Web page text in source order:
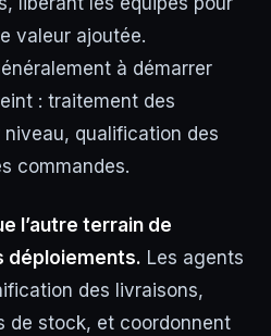
valeur ajoutée.
à démarrer
: traitement des
qualification des
commandes.
l’autre terrain de
déploiements. Les agents
des livraisons,
de stock, et coordonnent